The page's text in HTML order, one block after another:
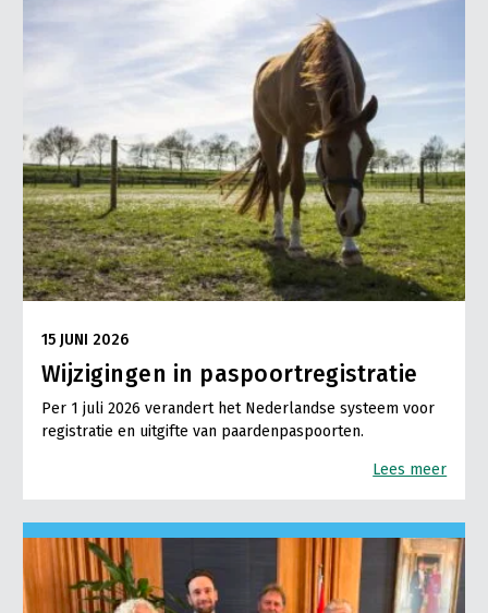
15 JUNI 2026
Wijzigingen in paspoortregistratie
Per 1 juli 2026 verandert het Nederlandse systeem voor
registratie en uitgifte van paardenpaspoorten.
Lees meer